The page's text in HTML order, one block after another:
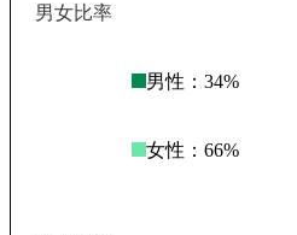
男女比率
男性： 34%
女性： 66%